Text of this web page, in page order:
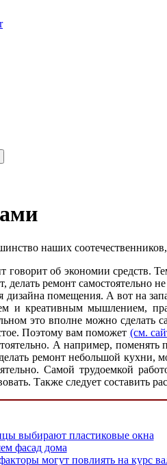
наших
говорит об экономии средств.
делать ремонт
дизайна помещения. А вот на
и креативным мышлением,
это вполне можно
Поэтому вам поможет (см.
А например, поменять
ремонт небольшой кухни,
Самой трудоемкой
Также следует составить
выбирают пластиковые окна
фасад дома
могут повлиять на курс